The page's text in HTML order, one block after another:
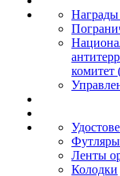
Футляры
Ленты
Колодки